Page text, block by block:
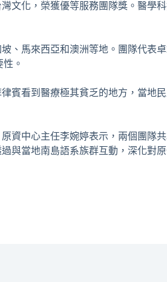
文化，榮獲優等服務團隊獎。醫學
、馬來西亞和澳洲等地。團隊代表
。
賓看到醫療極其貧乏的地方，當地
資中心主任李婉婷表示，兩個團隊
與當地南島語系族群互動，深化對